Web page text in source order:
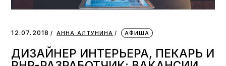
12.07.2018 АННА АЛТУНИНА АФИША
ДИЗАЙНЕР ИНТЕРЬЕРА, ПЕКАРЬ И